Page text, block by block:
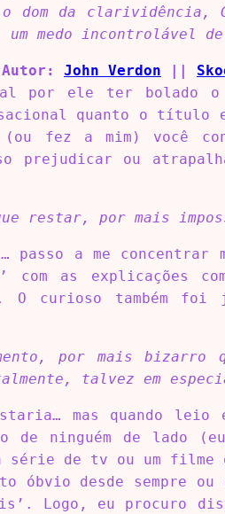
dom da clarividência,
medo incontrolável
Autor: John Verdon
por ele ter
quanto o título
fez a mim) você
prejudicar ou
restar, por mais
passo a me
com as explicações
curioso também foi
por mais
talvez em
mas quando leio
de ninguém de
de tv ou um filme
óbvio desde sempre
Logo, eu procuro